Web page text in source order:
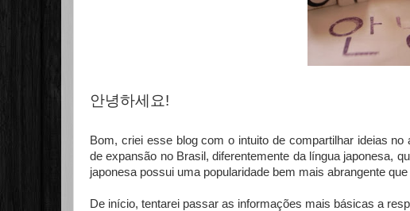
안녕하세요!
Bom, criei esse blog com o intuito de compartilhar ideias
de expansão no Brasil, diferentemente da língua japonesa,
japonesa possui uma popularidade bem mais abrangente
De início, tentarei passar as informações mais básicas a